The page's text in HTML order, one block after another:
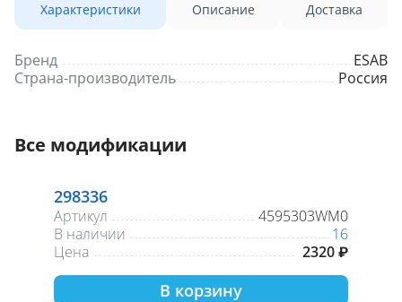
Характеристики Описание Доставка
Бренд
ESAB
Страна-производитель
Россия
Все модификации
298336
Артикул
4595303WM0
В наличии
16
Цена
2320 ₽
В корзину